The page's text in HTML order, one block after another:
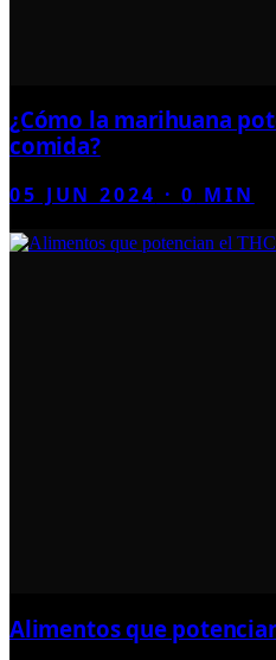
¿Cómo la marihuana
comida?
05 JUN 2024 ·0 MIN
Alimentos que